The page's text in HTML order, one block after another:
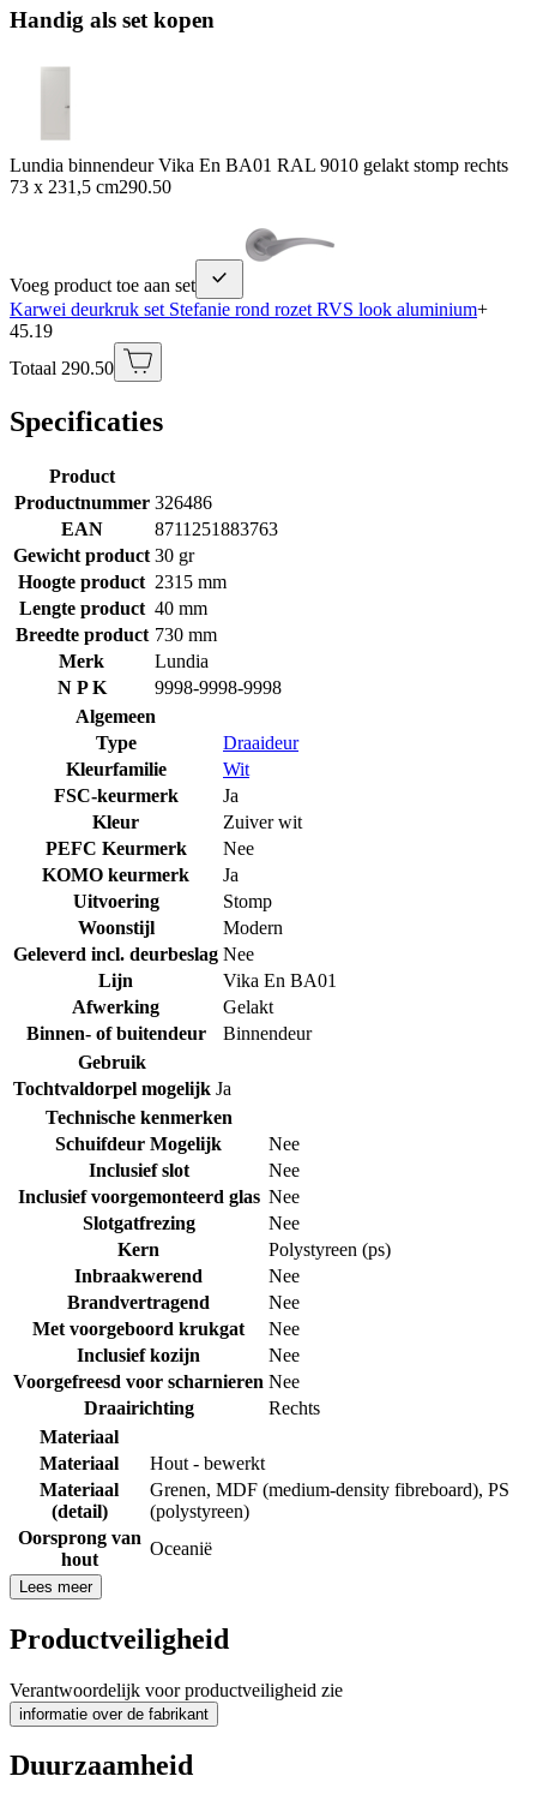
Handig als set kopen
Lundia binnendeur Vika En BA01 RAL 9010 gelakt stomp rechts
73 x 231,5 cm290.50
Voeg product toe aan set
Karwei deurkruk set Stefanie rond rozet RVS look aluminium+
45.19
Totaal 290.50
Specificaties
Product
Productnummer 326486
EAN
8711251883763
Gewicht product 30 gr
Hoogte product 2315 mm
Lengte product 40 mm
Breedte product 730 mm
Merk
Lundia
N P K
9998-9998-9998
Algemeen
Type
Draaideur
Kleurfamilie
Wit
FSC-keurmerk
Ja
Kleur
Zuiver wit
PEFC Keurmerk
Nee
KOMO keurmerk
Ja
Uitvoering
Stomp
Woonstijl
Modern
Geleverd incl. deurbeslag Nee
Lijn
Vika En BA01
Afwerking
Gelakt
Binnen- of buitendeur
Binnendeur
Gebruik
Tochtvaldorpel mogelijk Ja
Technische kenmerken
Schuifdeur Mogelijk
Nee
Inclusief slot
Nee
Inclusief voorgemonteerd glas Nee
Slotgatfrezing
Nee
Kern
Polystyreen (ps)
Inbraakwerend
Nee
Brandvertragend
Nee
Met voorgeboord krukgat
Nee
Inclusief kozijn
Nee
Voorgefreesd voor scharnieren Nee
Draairichting
Rechts
Materiaal
Materiaal
Hout - bewerkt
Materiaal
(detail)
Grenen, MDF (medium-density fibreboard), PS
(polystyreen)
Oorsprong van
hout
Oceanië
Lees meer
Productveiligheid
Verantwoordelijk voor productveiligheid zie
informatie over de fabrikant
Duurzaamheid